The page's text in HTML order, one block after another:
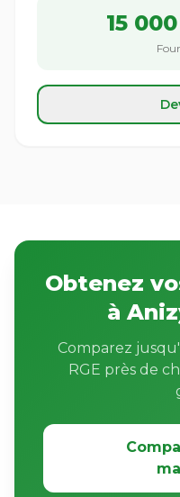
15
Obtenez
à
Comparez
RGE près de